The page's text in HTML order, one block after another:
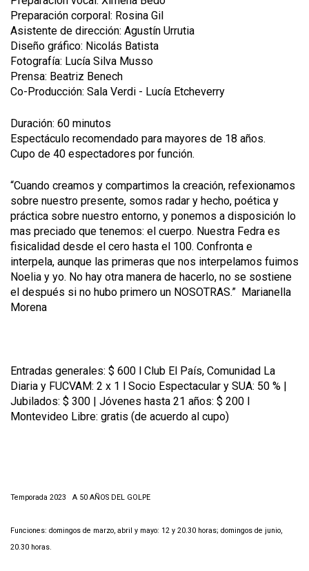
Preparación corporal: Rosina Gil
Asistente de dirección: Agustín Urrutia
Diseño gráfico: Nicolás Batista
Fotografía: Lucía Silva Musso
Prensa: Beatriz Benech
Co-Producción: Sala Verdi - Lucía Etcheverry
Duración: 60 minutos
Espectáculo recomendado para mayores de 18 años.
Cupo de 40 espectadores por función.
“Cuando creamos y compartimos la creación, refexionamos
sobre nuestro presente, somos radar y hecho, poética y
práctica sobre nuestro entorno, y ponemos a disposición lo
mas preciado que tenemos: el cuerpo. Nuestra Fedra es
fisicalidad desde el cero hasta el 100. Confronta e
interpela, aunque las primeras que nos interpelamos fuimos
Noelia y yo. No hay otra manera de hacerlo, no se sostiene
el después si no hubo primero un NOSOTRAS.” Marianella
Morena
Entradas generales: $ 600 l Club El País, Comunidad La
Diaria y FUCVAM: 2 x 1 l Socio Espectacular y SUA: 50 % |
Jubilados: $ 300 | Jóvenes hasta 21 años: $ 200 l
Montevideo Libre: gratis (de acuerdo al cupo)
Temporada 2023 A 50 AÑOS DEL GOLPE
Funciones: domingos de marzo, abril y mayo: 12 y 20.30 horas; domingos de junio,
20.30 horas.